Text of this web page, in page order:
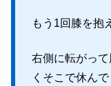
もう1回膝を抱
右側に転がっ
くそこで休んで